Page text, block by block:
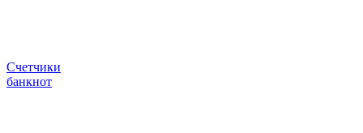
Счетчики
банкнот